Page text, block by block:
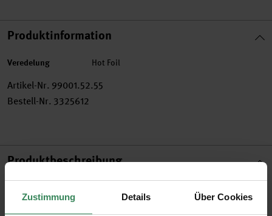
Zustimmung Details Über Cookies
Produktinformation
Veredelung Hot Foil
Artikel-Nr. 99001.52.55
Bestell-Nr. 3325612
Produktbeschreibung
Die DIY-Kartensets im Design der Themenwelt „Nature